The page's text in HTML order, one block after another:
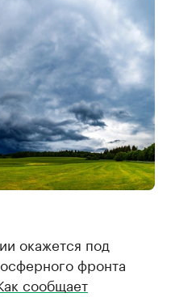
окажется под
фронта
сообщает